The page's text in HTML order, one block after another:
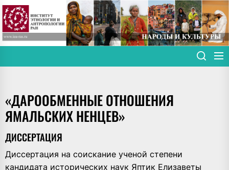
Skip
to
the
content
«ДАРООБМЕННЫЕ ОТНОШЕНИЯ
ЯМАЛЬСКИХ НЕНЦЕВ»
ДИССЕРТАЦИЯ
Диссертация на соискание ученой степени
кандидата исторических наук Яптик Елизаветы